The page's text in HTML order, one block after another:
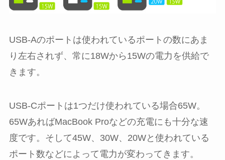
USB-Aのポートは使われているポートの数にあま
り左右されず、常に18Wから15Wの電力を供給で
きます。
USB-Cポートは1つだけ使われている場合65W。
65WあればMacBook Proなどの充電にも十分な速
度です。そして45W、30W、20Wと使われている
ポート数などによって電力が変わってきます。